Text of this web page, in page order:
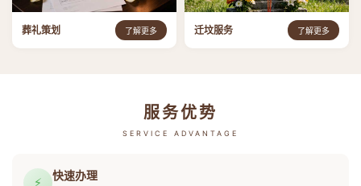
葬礼策划 了解更多 迁坟服务 了解更多
服务优势
SERVICE ADVANTAGE
⚡ 快速办理